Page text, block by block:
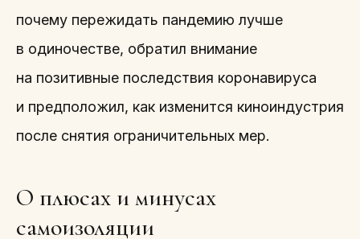
почему пережидать пандемию лучше
в одиночестве, обратил внимание
на позитивные последствия коронавируса
и предположил, как изменится киноиндустрия
после снятия ограничительных мер.
О плюсах и минусах
самоизоляции